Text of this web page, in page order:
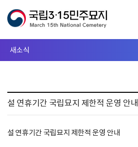
새소식
설 연휴기간 국립묘지 제한적 운영 안내
설 연휴기간 국립묘지 제한적 운영 안내